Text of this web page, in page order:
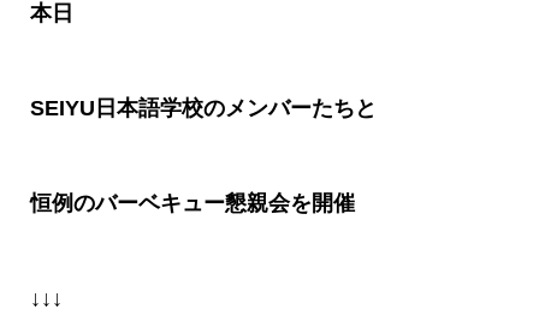
本日
SEIYU 日本語学校のメンバーたちと
恒例のバーベキュー懇親会を開催
↓↓↓